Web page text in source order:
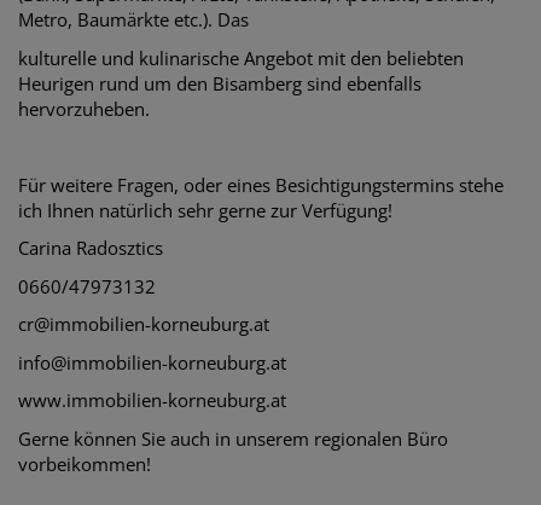
Metro, Baumärkte etc.). Das
kulturelle und kulinarische Angebot mit den beliebten
Heurigen rund um den Bisamberg sind ebenfalls
hervorzuheben.
Für weitere Fragen, oder eines Besichtigungstermins stehe
ich Ihnen natürlich sehr gerne zur Verfügung!
Carina Radosztics
0660/47973132
cr@immobilien-korneuburg.at
info@immobilien-korneuburg.at
www.immobilien-korneuburg.at
Gerne können Sie auch in unserem regionalen Büro
vorbeikommen!